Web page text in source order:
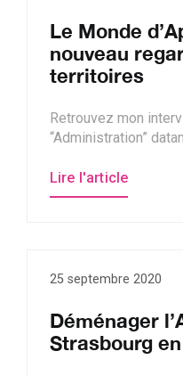
Le Monde
nouveau
territoires
Retrouvez mon
“Administration”
Lire l'article
25 septembre 2020
Déménager
Strasbourg